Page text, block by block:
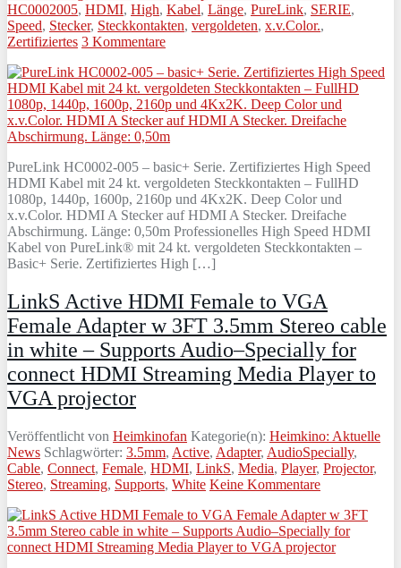
HC0002005, HDMI, High, Kabel, Länge, PureLink, SERIE,
Speed, Stecker, Steckkontakten, vergoldeten, x.v.Color.,
Zertifiziertes 3 Kommentare
PureLink HC0002-005 – basic+ Serie. Zertifiziertes High Speed
HDMI Kabel mit 24 kt. vergoldeten Steckkontakten – FullHD
1080p, 1440p, 1600p, 2160p und 4Kx2K. Deep Color und
x.v.Color. HDMI A Stecker auf HDMI A Stecker. Dreifache
Abschirmung. Länge: 0,50m Professionelles High Speed HDMI
Kabel von PureLink® mit 24 kt. vergoldeten Steckkontakten –
Basic+ Serie. Zertifiziertes High […]
LinkS Active HDMI Female to VGA
Female Adapter w 3FT 3.5mm Stereo cable
in white – Supports Audio–Specially for
connect HDMI Streaming Media Player to
VGA projector
Veröffentlicht von Heimkinofan Kategorie(n): Heimkino: Aktuelle
News Schlagwörter: 3.5mm, Active, Adapter, AudioSpecially,
Cable, Connect, Female, HDMI, LinkS, Media, Player, Projector,
Stereo, Streaming, Supports, White Keine Kommentare